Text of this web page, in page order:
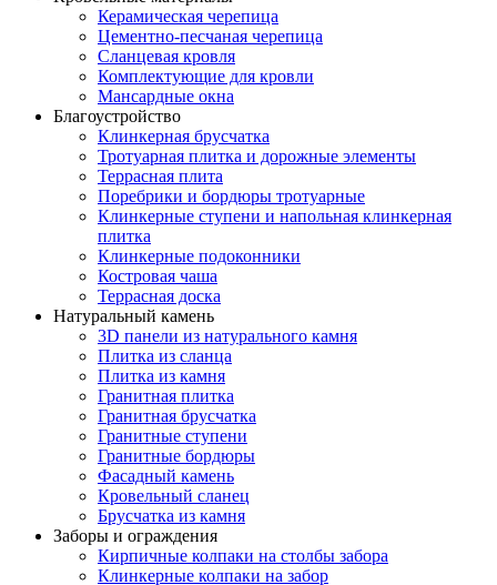
Керамическая черепица
Цементно-песчаная черепица
Сланцевая кровля
Комплектующие для кровли
Мансардные окна
Благоустройство
Клинкерная брусчатка
Тротуарная плитка и дорожные элементы
Террасная плита
Поребрики и бордюры тротуарные
Клинкерные ступени и напольная клинкерная
плитка
Клинкерные подоконники
Костровая чаша
Террасная доска
Натуральный камень
3D панели из натурального камня
Плитка из сланца
Плитка из камня
Гранитная плитка
Гранитная брусчатка
Гранитные ступени
Гранитные бордюры
Фасадный камень
Кровельный сланец
Брусчатка из камня
Заборы и ограждения
Кирпичные колпаки на столбы забора
Клинкерные колпаки на забор